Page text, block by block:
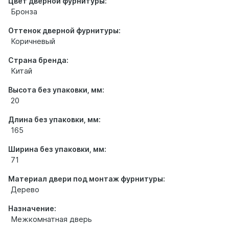
Бронза
Оттенок дверной фурнитуры:
Коричневый
Страна бренда:
Китай
Высота без упаковки, мм:
20
Длина без упаковки, мм:
165
Ширина без упаковки, мм:
71
Материал двери под монтаж фурнитуры:
Дерево
Назначение:
Межкомнатная дверь